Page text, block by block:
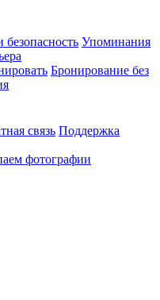
безопасность Упоминания
Бронирование без
связь Поддержка
фотографии